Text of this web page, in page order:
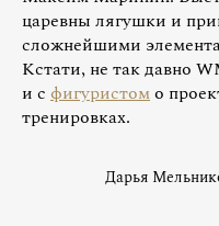
царевны лягушки и
сложнейшими
Кстати, не так давно
и с фигуристомо
тренировках.
Дарья